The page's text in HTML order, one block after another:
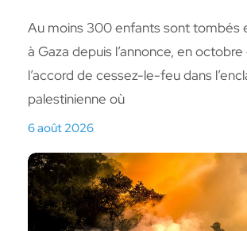
Au moins 300 enfants sont tombés
à Gaza depuis l’annonce, en
l’accord de cessez-le-feu dans
palestinienne où
6 août 2026